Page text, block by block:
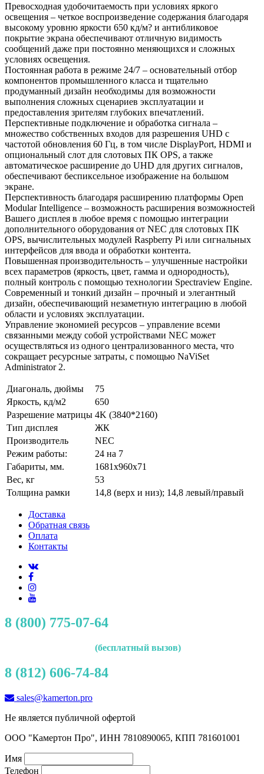
Превосходная удобочитаемость при условиях яркого
освещения – четкое воспроизведение содержания благодаря
высокому уровню яркости 650 кд/м? и антибликовое
покрытие экрана обеспечивают отличную видимость
сообщений даже при постоянно меняющихся и сложных
условиях освещения.
Постоянная работа в режиме 24/7 – основательный отбор
компонентов промышленного класса и тщательно
продуманный дизайн необходимы для возможности
выполнения сложных сценариев эксплуатации и
предоставления зрителям глубоких впечатлений.
Перспективные подключение и обработка сигнала –
множество собственных входов для разрешения UHD с
частотой обновления 60 Гц, в том числе DisplayPort, HDMI и
опциональный слот для слотовых ПК OPS, а также
автоматическое расширение до UHD для других сигналов,
обеспечивают беспиксельное изображение на большом
экране.
Перспективность благодаря расширению платформы Open
Modular Intelligence – возможность расширения возможностей
Вашего дисплея в любое время с помощью интеграции
дополнительного оборудования от NEC для слотовых ПК
OPS, вычислительных модулей Raspberry Pi или сигнальных
интерфейсов для ввода и обработки контента.
Повышенная производительность – улучшенные настройки
всех параметров (яркость, цвет, гамма и однородность),
полный контроль с помощью технологии Spectraview Engine.
Современный и тонкий дизайн – прочный и элегантный
дизайн, обеспечивающий незаметную интеграцию в любой
области и условиях эксплуатации.
Управление экономией ресурсов – управление всеми
связанными между собой устройствами NEC может
осуществляться из одного централизованного места, что
сокращает ресурсные затраты, с помощью NaViSet
Administrator 2.
Диагональ, дюймы
75
Яркость, кд/м2
650
Разрешение матрицы 4K (3840*2160)
Тип дисплея
ЖК
Производитель
NEC
Режим работы:
24 на 7
Габариты, мм.
1681x960x71
Вес, кг
53
Толщина рамки
14,8 (верх и низ); 14,8 левый/правый
Доставка
Обратная связь
Оплата
Контакты
8 (800) 775-07-64
(бесплатный вызов)
8 (812) 606-74-84
sales@kamerton.pro
Не является публичной офертой
ООО "Камертон Про", ИНН 7810890065, КПП 781601001
Имя
Телефон